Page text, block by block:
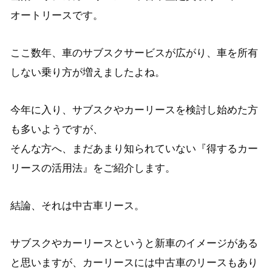
オートリースです。
ここ数年、車のサブスクサービスが広がり、車を所有
しない乗り方が増えましたよね。
今年に入り、サブスクやカーリースを検討し始めた方
も多いようですが、
そんな方へ、まだあまり知られていない『得するカー
リースの活用法』をご紹介します。
結論、それは中古車リース。
サブスクやカーリースというと新車のイメージがある
と思いますが、カーリースには中古車のリースもあり